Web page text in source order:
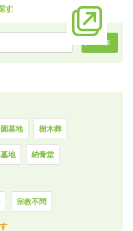
す
墓地 樹木葬
地 納骨堂
宗教不問